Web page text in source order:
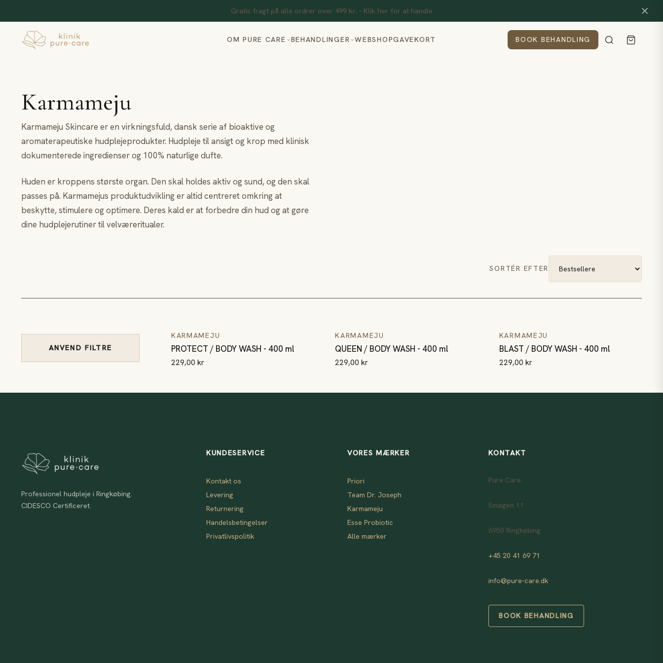
Gratis fragt på alle ordrer over 499 kr. - Klik her for at handle
OM PURE CARE BEHANDLINGER WEBSHOPGAVEKORT BOOK BEHANDLING
Karmameju
Karmameju Skincare er en virkningsfuld, dansk serie af bioaktive og
aromaterapeutiske hudplejeprodukter. Hudpleje til ansigt og krop med klinisk
dokumenterede ingredienser og 100% naturlige dufte.
Huden er kroppens største organ. Den skal holdes aktiv og sund, og den skal
passes på. Karmamejus produktudvikling er altid centreret omkring at
beskytte, stimulere og optimere. Deres kald er at forbedre din hud og at gøre
dine hudplejerutiner til velværeritualer.
SORTÉR EFTER
ANVEND FILTRE
KARMAMEJU
PROTECT / BODY WASH - 400 ml
229,00 kr
KARMAMEJU
QUEEN / BODY WASH - 400 ml
229,00 kr
KARMAMEJU
BLAST / BODY WASH - 400 ml
229,00 kr
Professionel hudpleje i Ringkøbing.
CIDESCO Certificeret.
KUNDESERVICE
Kontakt os
Levering
Returnering
Handelsbetingelser
Privatlivspolitik
VORES MÆRKER
Priori
Team Dr. Joseph
Karmameju
Esse Probiotic
Alle mærker
KONTAKT
Pure Care
Smøgen 11
6950 Ringkøbing
+45 20 41 69 71
info@pure-care.dk
BOOK BEHANDLING